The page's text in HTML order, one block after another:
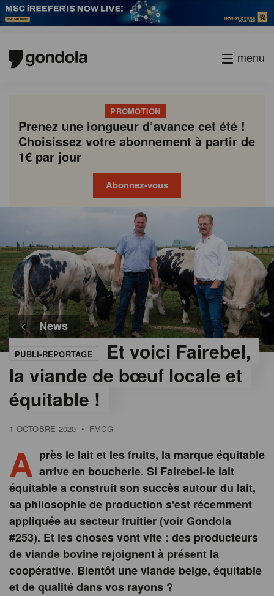
menu
PROMOTION
Prenez une longueur d’avance cet été !
Choisissez votre abonnement à partir de
1€ par jour
Abonnez-vous
News
PUBLI-REPORTAGE
Et voici Fairebel,
la viande de bœuf locale et
équitable !
1 OCTOBRE 2020 • FMCG
A près le lait et les fruits, la marque équitable
arrive en boucherie. Si Fairebel-le lait
équitable a construit son succès autour du lait,
sa philosophie de production s'est récemment
appliquée au secteur fruitier (voir Gondola
#253). Et les choses vont vite : des producteurs
de viande bovine rejoignent à présent la
coopérative. Bientôt une viande belge, équitable
et de qualité dans vos rayons ?